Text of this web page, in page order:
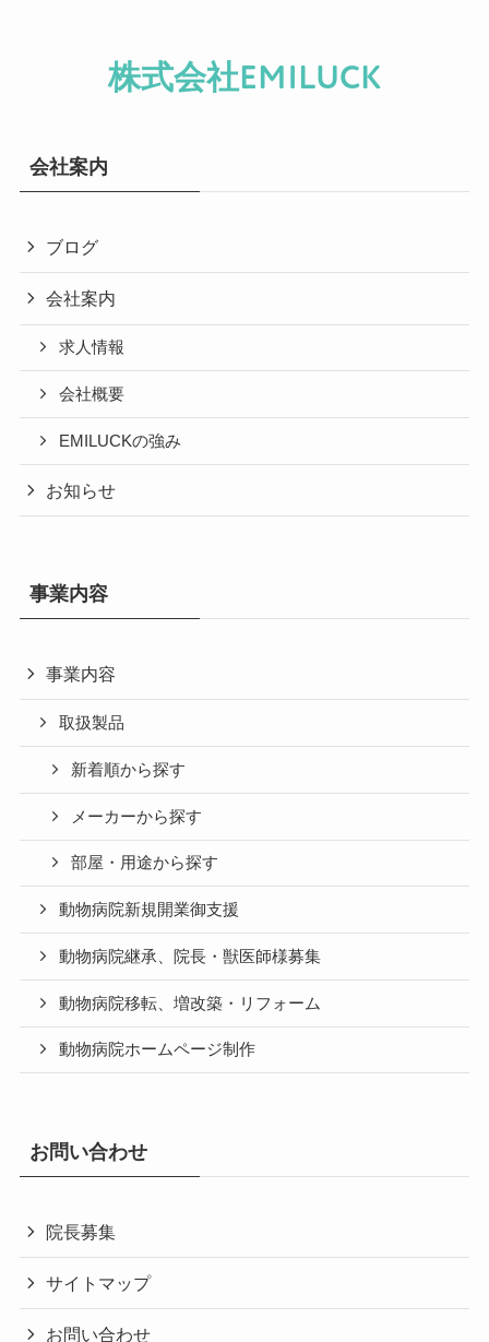
株式会社EMILUCK
会社案内
ブログ
会社案内
求人情報
会社概要
EMILUCKの強み
お知らせ
事業内容
事業内容
取扱製品
新着順から探す
メーカーから探す
部屋・用途から探す
動物病院新規開業御支援
動物病院継承、院長・獣医師様募集
動物病院移転、増改築・リフォーム
動物病院ホームページ制作
お問い合わせ
院長募集
サイトマップ
お問い合わせ